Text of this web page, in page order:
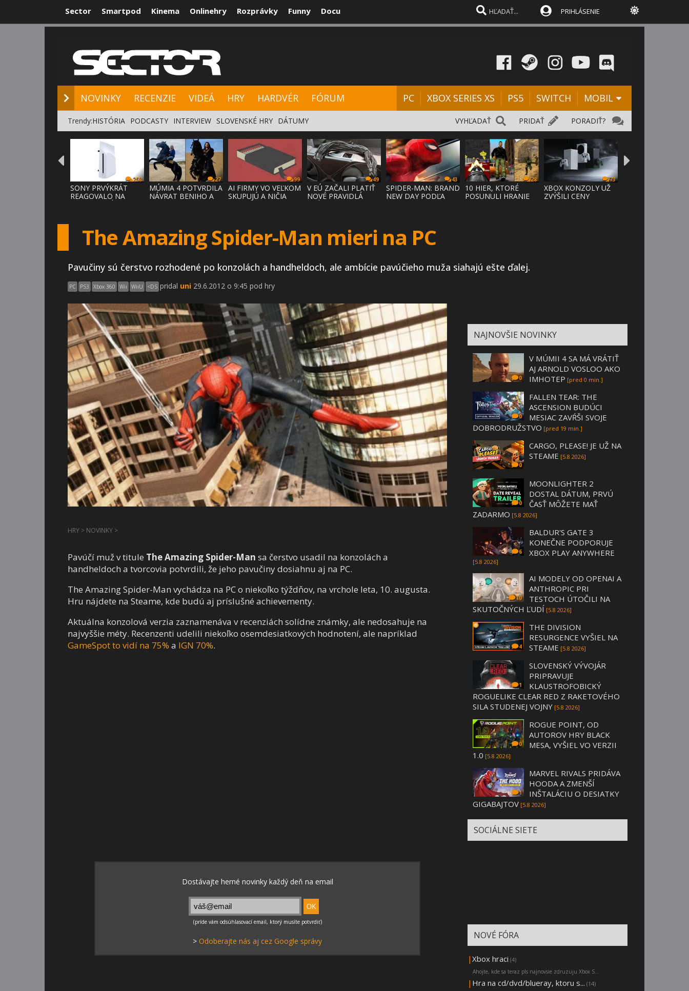
Sector Smartpod Kinema Onlinehry Rozprávky Funny Docu PRIHLÁSENIE
NOVINKY RECENZIE VIDEÁ HRY HARDVÉR FÓRUM PC XBOX SERIES XS PS5 SWITCH MOBIL
PORADIŤ?
PRIDAŤ
VYHĽADAŤ
Trendy:HISTÓRIA PODCASTY INTERVIEW SLOVENSKÉ HRY DÁTUMY
258
SONY PRVÝKRÁT
REAGOVALO NA
27
MÚMIA 4 POTVRDILA
NÁVRAT BENIHO A
99
AI FIRMY VO VEĽKOM
SKUPUJÚ A NIČIA
49
V EÚ ZAČALI PLATIŤ
NOVÉ PRAVIDLÁ
43
SPIDER-MAN: BRAND
NEW DAY PODĽA
28
10 HIER, KTORÉ
POSUNULI HRANIE
73
XBOX KONZOLY UŽ
ZVÝŠILI CENY
The Amazing Spider-Man mieri na PC
Pavučiny sú čerstvo rozhodené po konzolách a handheldoch, ale ambície pavúčieho muža siahajú ešte ďalej.
PC PS3 Xbox 360 Wii WiiU <DS pridal uni 29.6.2012 o 9:45 pod hry
HRY > NOVINKY >
Pavúčí muž v titule The Amazing Spider-Man sa čerstvo usadil na konzolách a
handheldoch a tvorcovia potvrdili, že jeho pavučiny dosiahnu aj na PC.
The Amazing Spider-Man vychádza na PC o niekoľko týždňov, na vrchole leta, 10. augusta.
Hru nájdete na Steame, kde budú aj príslušné achievementy.
Aktuálna konzolová verzia zaznamenáva v recenziách solídne známky, ale nedosahuje na
najvyššie méty. Recenzenti udelili niekoľko osemdesiatkových hodnotení, ale napríklad
GameSpot to vidí na 75% a IGN 70%.
> Odoberajte nás aj cez Google správy
NAJNOVŠIE NOVINKY
0
V MÚMII 4 SA MÁ VRÁTIŤ
AJ ARNOLD VOSLOO AKO
IMHOTEP [pred 0 min.]
0
FALLEN TEAR: THE
ASCENSION BUDÚCI
MESIAC ZAVŔŠI SVOJE
DOBRODRUŽSTVO [pred 19 min.]
0
CARGO, PLEASE! JE UŽ NA
STEAME [5.8 2026]
0
MOONLIGHTER 2
DOSTAL DÁTUM, PRVÚ
ČASŤ MÔŽETE MAŤ
ZADARMO [5.8 2026]
6
BALDUR'S GATE 3
KONEČNE PODPORUJE
XBOX PLAY ANYWHERE
[5.8 2026]
10
AI MODELY OD OPENAI A
ANTHROPIC PRI
TESTOCH ÚTOČILI NA
SKUTOČNÝCH ĽUDÍ [5.8 2026]
4
THE DIVISION
RESURGENCE VYŠIEL NA
STEAME [5.8 2026]
1
SLOVENSKÝ VÝVOJÁR
PRIPRAVUJE
KLAUSTROFOBICKÝ
ROGUELIKE CLEAR RED Z RAKETOVÉHO
SILA STUDENEJ VOJNY [5.8 2026]
0
ROGUE POINT, OD
AUTOROV HRY BLACK
MESA, VYŠIEL VO VERZII
1.0 [5.8 2026]
1
MARVEL RIVALS PRIDÁVA
HOODA A ZMENŠÍ
INŠTALÁCIU O DESIATKY
GIGABAJTOV [5.8 2026]
SOCIÁLNE SIETE
NOVÉ FÓRA
| Xbox hraci (4)
Ahojte, kde sa teraz pls najnovsie zdruzuju Xbox S...
| Hra na cd/dvd/blueray, ktoru s... (14)